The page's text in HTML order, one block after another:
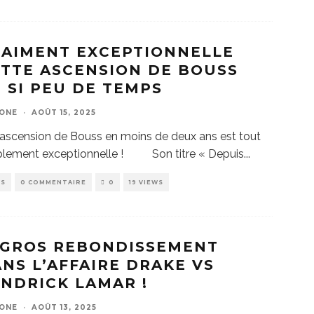
EXCEPTIONNELLE
ASCENSION DE BOUSS
SI PEU DE TEMPS
· AOÛT 15, 2025
de Bouss en moins de deux ans est tout
exceptionnelle !
Son titre « Depuis...
0 COMMENTAIRE 0 19 VIEWS
REBONDISSEMENT
L’AFFAIRE DRAKE VS
LAMAR !
· AOÛT 13, 2025